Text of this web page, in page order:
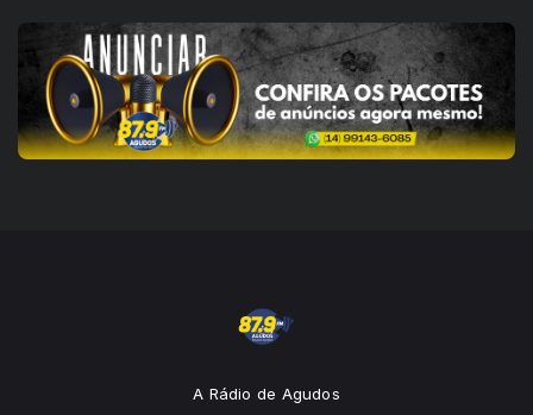
A Rádio de Agudos